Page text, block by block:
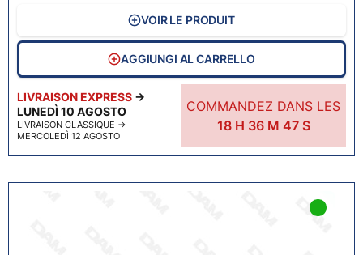
LIVRAISON EXPRESS →
LUNEDÌ 10 AGOSTO
LIVRAISON CLASSIQUE →
MERCOLEDÌ 12 AGOSTO
COMMANDEZ DANS LES
18H 36M 46 S
VOIR LE PRODUIT
AGGIUNGI AL CARRELLO